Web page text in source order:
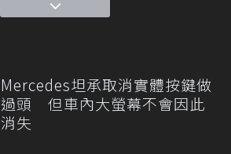
Mercedes坦承取消實體按鍵做
過頭 但車內大螢幕不會因此
消失